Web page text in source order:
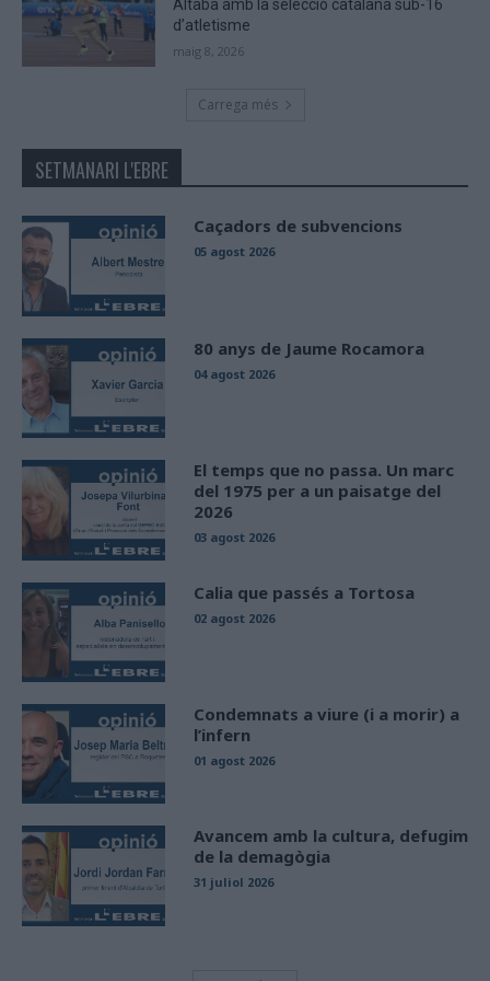
Altaba amb la selecció catalana sub-16
d’atletisme
maig 8, 2026
Carrega més
SETMANARI L'EBRE
Caçadors de subvencions
05 agost 2026
80 anys de Jaume Rocamora
04 agost 2026
El temps que no passa. Un marc
del 1975 per a un paisatge del
2026
03 agost 2026
Calia que passés a Tortosa
02 agost 2026
Condemnats a viure (i a morir) a
l’infern
01 agost 2026
Avancem amb la cultura, defugim
de la demagògia
31 juliol 2026